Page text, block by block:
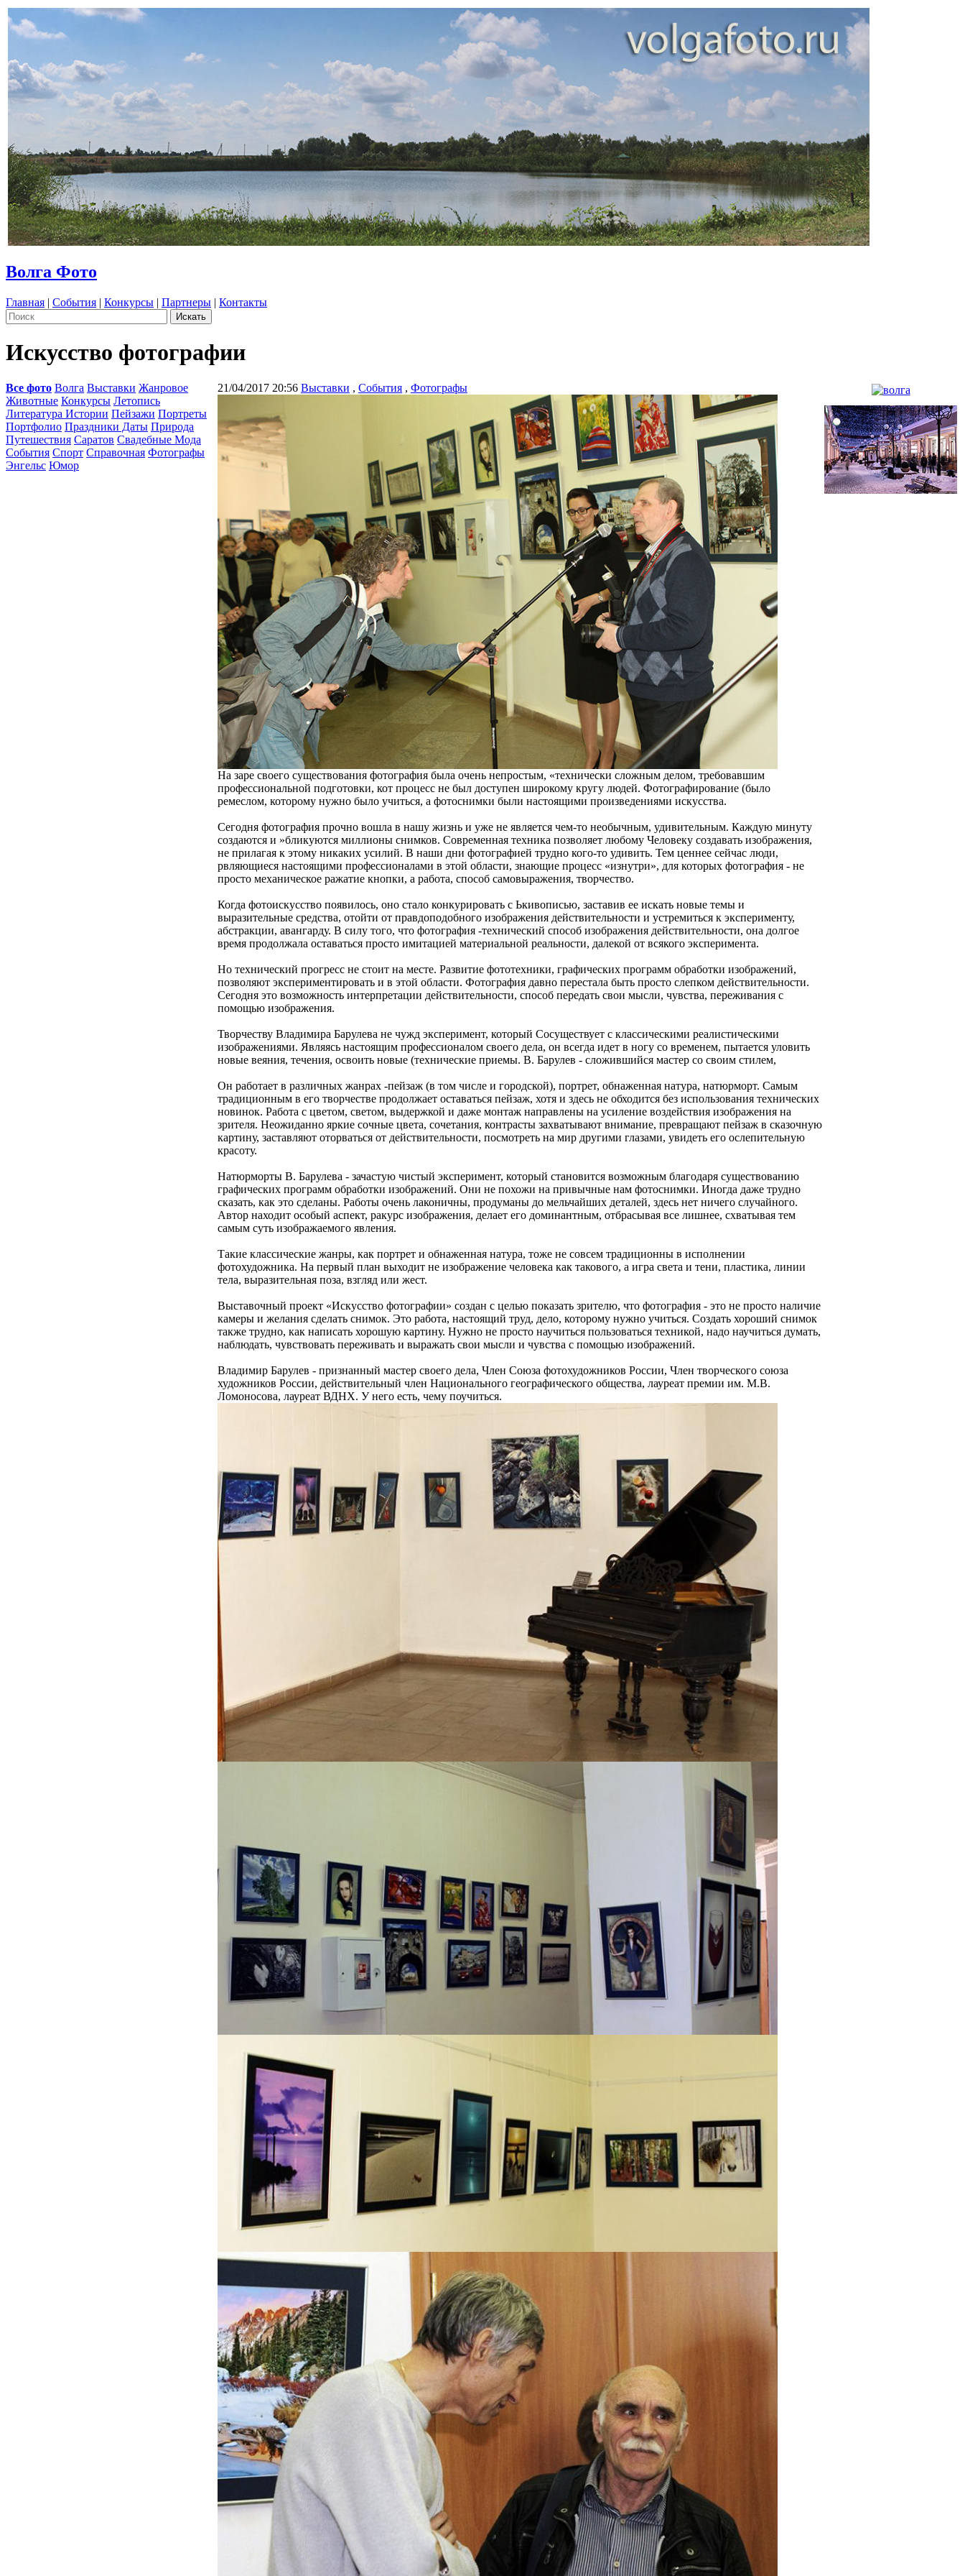
Волга Фото
Главная | События | Конкурсы | Партнеры | Контакты
Искусство фотографии
Все фото Волга Выставки Жанровое
Животные Конкурсы Летопись
Литература Истории Пейзажи Портреты
Портфолио Праздники Даты Природа
Путешествия Саратов Свадебные Мода
События Спорт Справочная Фотографы
Энгельс Юмор
21/04/2017 20:56 Выставки , События , Фотографы
На заре своего существования фотография была очень непростым, «технически сложным делом, требовавшим
профессиональной подготовки, кот процесс не был доступен широкому кругу людей. Фотографирование (было
ремеслом, которому нужно было учиться, а фотоснимки были настоящими произведениями искусства.
Сегодня фотография прочно вошла в нашу жизнь и уже не является чем-то необычным, удивительным. Каждую минуту
создаются и »бликуются миллионы снимков. Современная техника позволяет любому Человеку создавать изображения,
не прилагая к этому никаких усилий. В наши дни фотографией трудно кого-то удивить. Тем ценнее сейчас люди,
рвляющиеся настоящими профессионалами в этой области, знающие процесс «изнутри», для которых фотография - не
просто механическое ражатие кнопки, а работа, способ самовыражения, творчество.
Когда фотоискусство появилось, оно стало конкурировать с Ькивописью, заставив ее искать новые темы и
выразительные средства, отойти от правдоподобного изображения действительности и устремиться к эксперименту,
абстракции, авангарду. В силу того, что фотография -технический способ изображения действительности, она долгое
время продолжала оставаться просто имитацией материальной реальности, далекой от всякого эксперимента.
Но технический прогресс не стоит на месте. Развитие фототехники, графических программ обработки изображений,
позволяют экспериментировать и в этой области. Фотография давно перестала быть просто слепком действительности.
Сегодня это возможность интерпретации действительности, способ передать свои мысли, чувства, переживания с
помощью изображения.
Творчеству Владимира Барулева не чужд эксперимент, который Сосуществует с классическими реалистическими
изображениями. Являясь настоящим профессионалом своего дела, он всегда идет в ногу со временем, пытается уловить
новые веяния, течения, освоить новые (технические приемы. В. Барулев - сложившийся мастер со своим стилем,
Он работает в различных жанрах -пейзаж (в том числе и городской), портрет, обнаженная натура, натюрморт. Самым
традиционным в его творчестве продолжает оставаться пейзаж, хотя и здесь не обходится без использования технических
новинок. Работа с цветом, светом, выдержкой и даже монтаж направлены на усиление воздействия изображения на
зрителя. Неожиданно яркие сочные цвета, сочетания, контрасты захватывают внимание, превращают пейзаж в сказочную
картину, заставляют оторваться от действительности, посмотреть на мир другими глазами, увидеть его ослепительную
красоту.
Натюрморты В. Барулева - зачастую чистый эксперимент, который становится возможным благодаря существованию
графических программ обработки изображений. Они не похожи на привычные нам фотоснимки. Иногда даже трудно
сказать, как это сделаны. Работы очень лаконичны, продуманы до мельчайших деталей, здесь нет ничего случайного.
Автор находит особый аспект, ракурс изображения, делает его доминантным, отбрасывая все лишнее, схватывая тем
самым суть изображаемого явления.
Такие классические жанры, как портрет и обнаженная натура, тоже не совсем традиционны в исполнении
фотохудожника. На первый план выходит не изображение человека как такового, а игра света и тени, пластика, линии
тела, выразительная поза, взгляд или жест.
Выставочный проект «Искусство фотографии» создан с целью показать зрителю, что фотография - это не просто наличие
камеры и желания сделать снимок. Это работа, настоящий труд, дело, которому нужно учиться. Создать хороший снимок
также трудно, как написать хорошую картину. Нужно не просто научиться пользоваться техникой, надо научиться думать,
наблюдать, чувствовать переживать и выражать свои мысли и чувства с помощью изображений.
Владимир Барулев - признанный мастер своего дела, Член Союза фотохудожников России, Член творческого союза
художников России, действительный член Национального географического общества, лауреат премии им. М.В.
Ломоносова, лауреат ВДНХ. У него есть, чему поучиться.